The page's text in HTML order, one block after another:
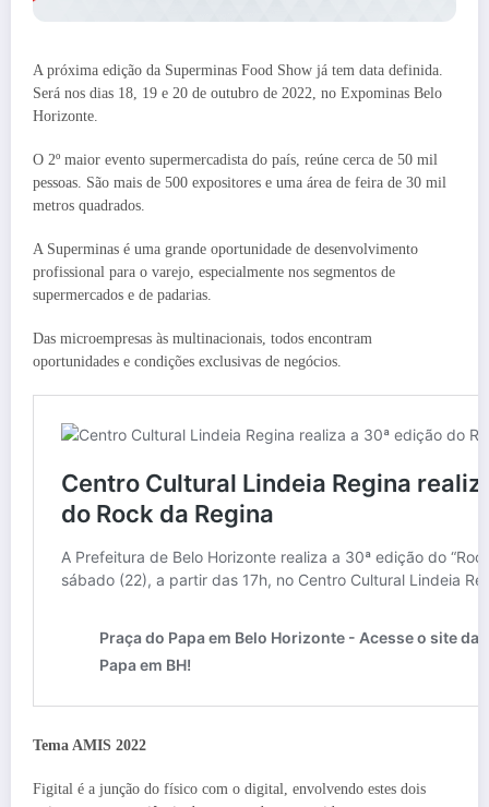
A próxima edição da Superminas Food Show já tem data definida.
Será nos dias 18, 19 e 20 de outubro de 2022, no Expominas Belo
Horizonte.
O 2º maior evento supermercadista do país, reúne cerca de 50 mil
pessoas. São mais de 500 expositores e uma área de feira de 30 mil
metros quadrados.
A Superminas é uma grande oportunidade de desenvolvimento
profissional para o varejo, especialmente nos segmentos de
supermercados e de padarias.
Das microempresas às multinacionais, todos encontram
oportunidades e condições exclusivas de negócios.
Tema AMIS 2022
Figital é a junção do físico com o digital, envolvendo estes dois